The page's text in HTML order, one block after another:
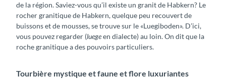
de la région. Saviez-vous qu’il existe un granit de Habkern? Le
rocher granitique de Habkern, quelque peu recouvert de
buissons et de mousses, se trouve sur le «Luegiboden». D’ici,
vous pouvez regarder (luegeen dialecte) au loin. On dit que la
roche granitique a des pouvoirs particuliers.
Tourbière mystique et faune et flore luxuriantes